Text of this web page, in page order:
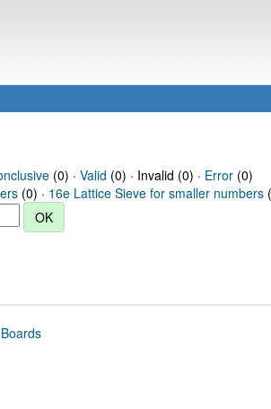
(0) · Valid (0) · Invalid (0) · Error(0)
(0) · 16e Lattice Sieve for smaller numbers